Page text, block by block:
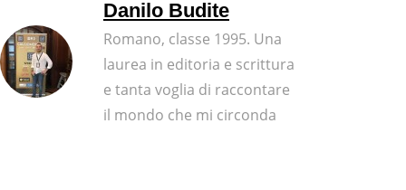
Danilo Budite
Romano, classe 1995. Una
laurea in editoria e scrittura
e tanta voglia di raccontare
il mondo che mi circonda